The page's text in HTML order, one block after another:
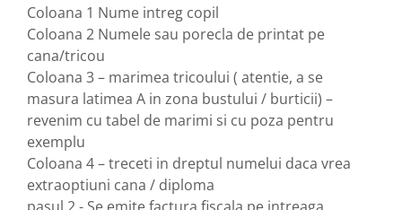
Coloana 1 Nume intreg copil
Coloana 2 Numele sau porecla de printat pe
cana/tricou
Coloana 3 – marimea tricoului ( atentie, a se
masura latimea A in zona bustului / burticii) –
revenim cu tabel de marimi si cu poza pentru
exemplu
Coloana 4 – treceti in dreptul numelui daca vrea
extraoptiuni cana / diploma